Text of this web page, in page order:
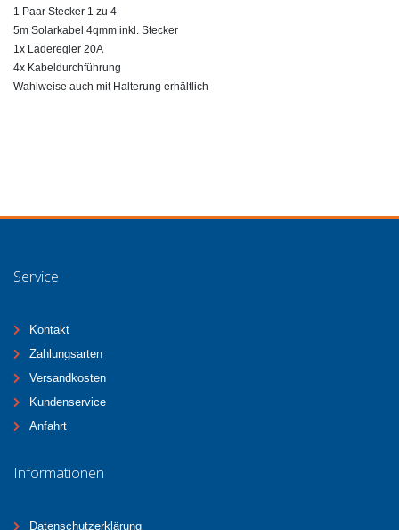
1 Paar Stecker 1 zu 4
5m Solarkabel 4qmm inkl. Stecker
1x Laderegler 20A
4x Kabeldurchführung
Wahlweise auch mit Halterung erhältlich
Service
Kontakt
Zahlungsarten
Versandkosten
Kundenservice
Anfahrt
Informationen
Datenschutzerklärung